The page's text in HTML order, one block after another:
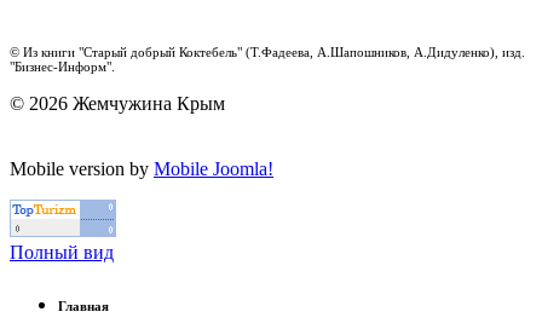
© Из книги "Старый добрый Коктебель" (Т.Фадеева, А.Шапошников, А.Дидуленко), изд.
"Бизнес-Информ".
© 2026 Жемчужина Крым
Mobile version by Mobile Joomla!
Полный вид
Главная